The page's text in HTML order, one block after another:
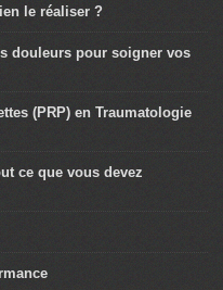
le réaliser ?
douleurs pour soigner vos
(PRP) en Traumatologie
ce que vous devez